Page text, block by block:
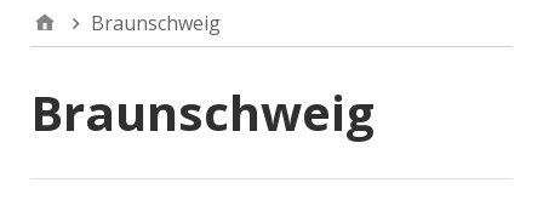
Braunschweig
Braunschweig